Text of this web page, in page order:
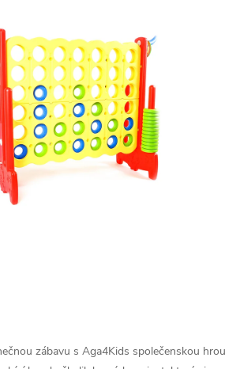
zábavu s Aga4Kids společenskou hrou